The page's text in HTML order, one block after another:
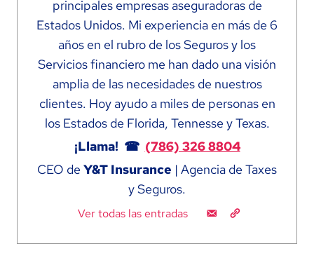
principales empresas aseguradoras de
Estados Unidos. Mi experiencia en más de 6
años en el rubro de los Seguros y los
Servicios financiero me han dado una visión
amplia de las necesidades de nuestros
clientes. Hoy ayudo a miles de personas en
los Estados de Florida, Tennesse y Texas.
¡Llama! ☎ (786) 326 8804
CEO deY&T Insurance | Agencia de Taxes
y Seguros.
Ver todas las entradas